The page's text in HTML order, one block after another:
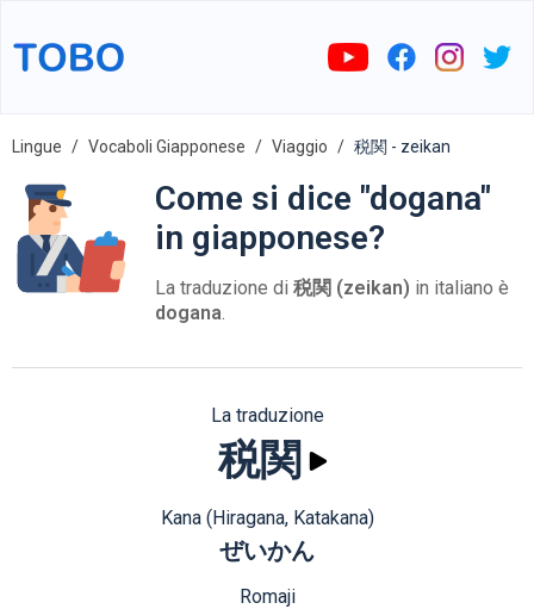
Lingue Vocaboli Giapponese Viaggio 税関 - zeikan
Come si dice "dogana"
in giapponese?
La traduzione di 税関 (zeikan) in italiano è
dogana.
La traduzione
税関
Kana (Hiragana, Katakana)
ぜいかん
Romaji